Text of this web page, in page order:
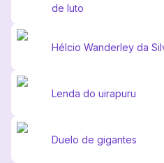
de luto
Hélcio Wanderley da
Lenda do uirapuru
Duelo de gigantes